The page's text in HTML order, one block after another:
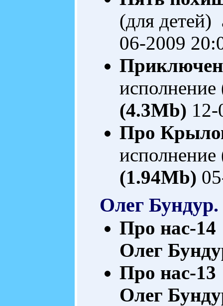
(для детей)
06-2009
(4.3Mb)
Про
(1.94Mb)
Олег
Про нас-14
Олег
Про нас-13
Олег